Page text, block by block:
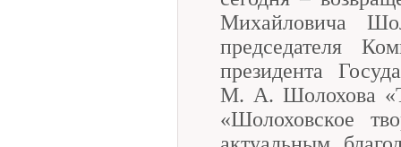
Михайловича
председателя
президента
М. А. Шолохова
«Шолоховское